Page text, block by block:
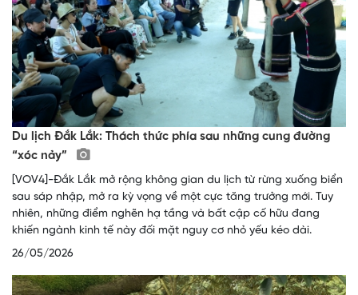
Du lịch Đắk Lắk: Thách thức phía sau những cung đường
“xóc nảy”
[VOV4]-Đắk Lắk mở rộng không gian du lịch từ rừng xuống biển
sau sáp nhập, mở ra kỳ vọng về một cực tăng trưởng mới. Tuy
nhiên, những điểm nghẽn hạ tầng và bất cập cố hữu đang
khiến ngành kinh tế này đối mặt nguy cơ nhỏ yếu kéo dài.
26/05/2026